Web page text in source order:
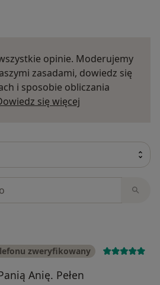
opinie. Moderujemy
zasadami, dowiedz się
i sposobie obliczania
się więcej
zweryfikowany
Anię. Pełen